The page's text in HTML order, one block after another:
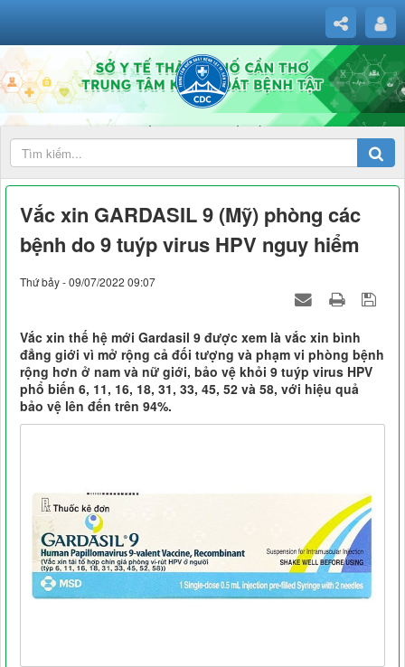
Vắc xin GARDASIL 9 (Mỹ) phòng các
bệnh do 9 tuýp virus HPV nguy hiểm
Thứ bảy - 09/07/2022 09:07
Vắc xin thế hệ mới Gardasil 9 được xem là vắc xin bình
đẳng giới vì mở rộng cả đối tượng và phạm vi phòng bệnh
rộng hơn ở nam và nữ giới, bảo vệ khỏi 9 tuýp virus HPV
phổ biến 6, 11, 16, 18, 31, 33, 45, 52 và 58, với hiệu quả
bảo vệ lên đến trên 94%.